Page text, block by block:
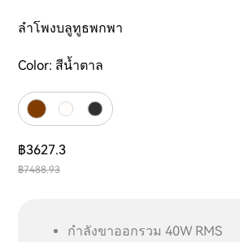
ลำโพงบลูทูธพกพา
Color: สีน้ำตาล
฿3627.3
฿7488.93
กำลังขาออกรวม 40W RMS